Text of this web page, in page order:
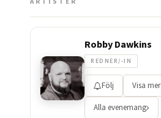
Robby Dawkins
REDNER/-IN
Följ Visa mer
Alla evenemang